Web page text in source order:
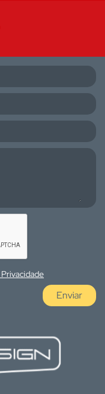
Enviar